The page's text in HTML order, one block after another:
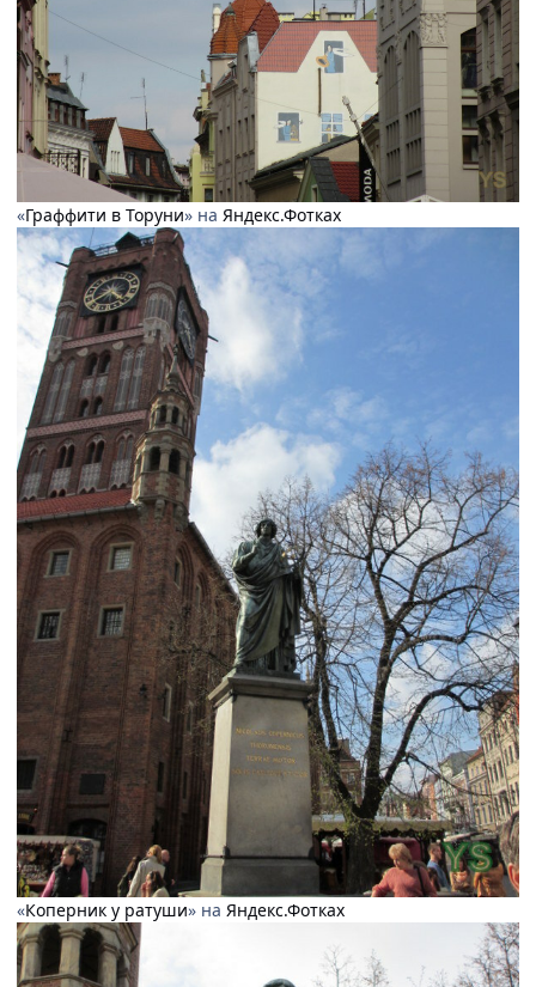
«Граффити в Торуни» на Яндекс.Фотках
«Коперник у ратуши» на Яндекс.Фотках